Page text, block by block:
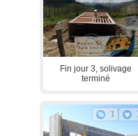
Fin jour 3, solivage
terminé
1